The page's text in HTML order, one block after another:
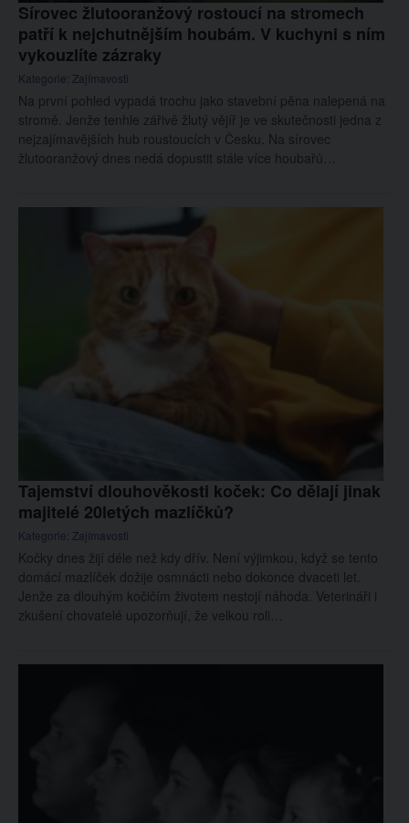
Sírovec žlutooranžový rostoucí na stromech
patří k nejchutnějším houbám. V kuchyni s ním
vykouzlíte zázraky
Kategorie: Zajímavosti
Na první pohled vypadá trochu jako stavební pěna nalepená na
stromě. Jenže tenhle zářivě žlutý vějíř je ve skutečnosti jedna z
nejzajímavějších hub roustoucích v Česku. Na sírovec
žlutooranžový dnes nedá dopustit stále více houbařů…
Tajemství dlouhověkosti koček: Co dělají jinak
majitelé 20letých mazlíčků?
Kategorie: Zajímavosti
Kočky dnes žijí déle než kdy dřív. Není výjimkou, když se tento
domácí mazlíček dožije osmnácti nebo dokonce dvaceti let.
Jenže za dlouhým kočičím životem nestojí náhoda. Veterináři i
zkušení chovatelé upozorňují, že velkou roli…